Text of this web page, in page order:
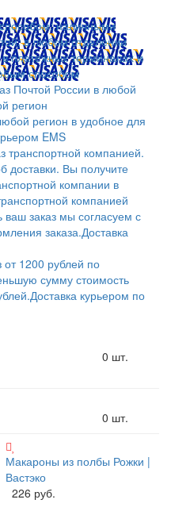
наличными
в любом отделении
платежных терминалах и
способом
Почтой России в любой
регион
регион в удобное для
EMS
транспортной компанией.
доставки. Вы получите
компании в
компанией
ваш заказ мы согласуем с
заказа.Доставка
от 1200 рублей по
сумму стоимость
Доставка курьером по
0 шт.
0 шт.
Макароны из полбы Рожки |
Вастэко
226 руб.